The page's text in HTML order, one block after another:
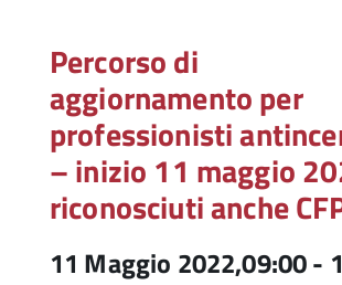
Percorso di
aggiornamento per
professionisti
– inizio 11 maggio
riconosciuti anche
11 Maggio 2022,09:00-